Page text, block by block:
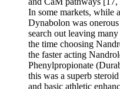
In some markets, while
Dynabolon was
search out leaving
the time choosing
the faster acting
Phenylpropionate
this was a superb
and basic athletic